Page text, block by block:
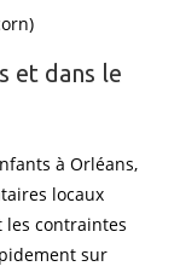
et dans le
à Orléans,
locaux
les contraintes
sur